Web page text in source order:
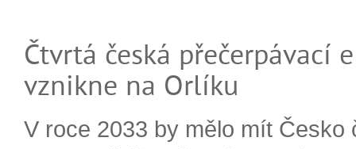
Čtvrtá česká přečerpávací
vznikne na Orlíku
V roce 2033 by mělo mít Česko